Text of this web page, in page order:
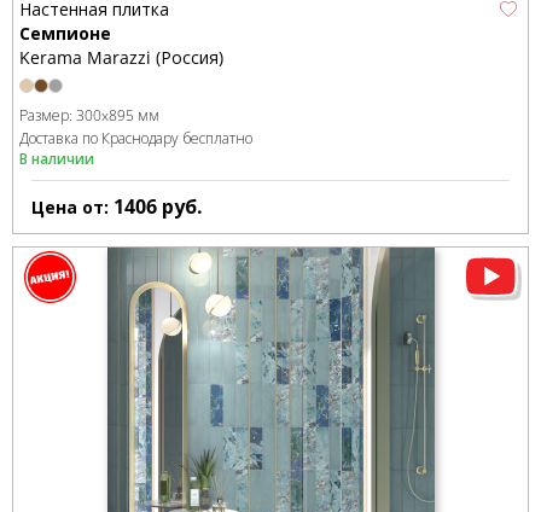
Настенная плитка
Семпионе
Kerama Marazzi (Россия)
Размер: 300x895 мм
Доставка по Краснодару бесплатно
В наличии
Цена от: 1406 руб.